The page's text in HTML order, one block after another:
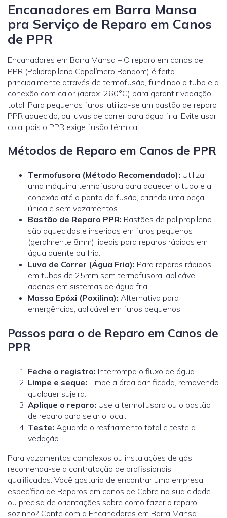
Encanadores em Barra Mansa
pra Serviço de Reparo em Canos
de PPR
Encanadores em Barra Mansa – O reparo em canos de
PPR (Polipropileno Copolímero Random) é feito
principalmente através de termofusão, fundindo o tubo e a
conexão com calor (aprox. 260°C) para garantir vedação
total. Para pequenos furos, utiliza-se um bastão de reparo
PPR aquecido, ou luvas de correr para água fria. Evite usar
cola, pois o PPR exige fusão térmica.
Métodos de Reparo em Canos de PPR
Termofusora (Método Recomendado): Utiliza
uma máquina termofusora para aquecer o tubo e a
conexão até o ponto de fusão, criando uma peça
única e sem vazamentos.
Bastão de Reparo PPR: Bastões de polipropileno
são aquecidos e inseridos em furos pequenos
(geralmente 8mm), ideais para reparos rápidos em
água quente ou fria.
Luva de Correr (Água Fria): Para reparos rápidos
em tubos de 25mm sem termofusora, aplicável
apenas em sistemas de água fria.
Massa Epóxi (Poxilina): Alternativa para
emergências, aplicável em furos pequenos.
Passos para o de Reparo em Canos de
PPR
Feche o registro: Interrompa o fluxo de água.
Limpe e seque: Limpe a área danificada, removendo
qualquer sujeira.
Aplique o reparo: Use a termofusora ou o bastão
de reparo para selar o local.
Teste: Aguarde o resfriamento total e teste a
vedação.
Para vazamentos complexos ou instalações de gás,
recomenda-se a contratação de profissionais
qualificados. Você gostaria de encontrar uma empresa
específica de Reparos em canos de Cobre na sua cidade
ou precisa de orientações sobre como fazer o reparo
sozinho? Conte com a Encanadores em Barra Mansa.